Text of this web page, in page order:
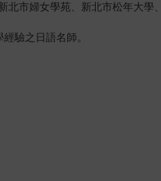
市婦女學苑、新北市松年大學
驗之日語名師。